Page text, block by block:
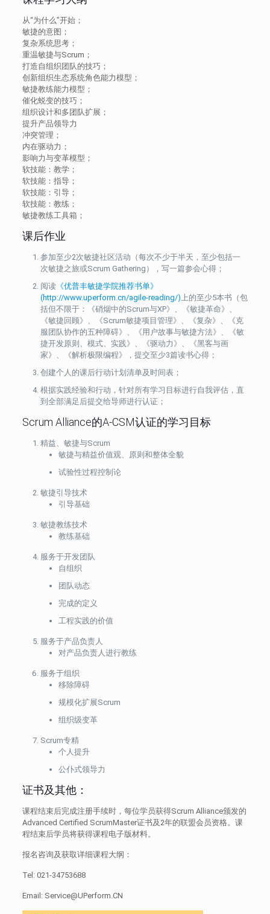
从“为什么”开始；
敏捷的意图；
复杂系统思考；
重温敏捷与Scrum；
打造自组织团队的技巧；
创新组织生态系统角色能力模型；
敏捷教练能力模型；
催化蜕变的技巧；
组织设计和多团队扩展；
提升产品领导力
冲突管理；
内在驱动力；
影响力与变革模型；
软技能：教学；
软技能：指导；
软技能：引导；
软技能：教练；
敏捷教练工具箱；
课后作业
参加至少2次敏捷社区活动（每次不少于半天，至少包括一
次敏捷之旅或Scrum Gathering），写一篇参会心得；
阅读《优普丰敏捷学院推荐书单》
(http://www.uperform.cn/agile-reading/)上的至少5本书（包
括但不限于：《硝烟中的Scrum与XP》、《敏捷革命》、
《敏捷回顾》、《Scrum敏捷项目管理》、《复杂》、《克
服团队协作的五种障碍》、《用户故事与敏捷方法》、《敏
捷开发原则、模式、实践》、《驱动力》、《黑客与画
家》、《解析极限编程》，提交至少3篇读书心得；
创建个人的课后行动计划清单及时间表；
根据实践经验和行动，针对所有学习目标进行自我评估，直
到全部满足后提交给导师进行认证；
Scrum Alliance的A-CSM认证的学习目标
精益、敏捷与Scrum
敏捷与精益价值观、原则和整体全貌
试验性过程控制论
敏捷引导技术
引导基础
敏捷教练技术
教练基础
服务于开发团队
自组织
团队动态
完成的定义
工程实践的价值
服务于产品负责人
对产品负责人进行教练
服务于组织
移除障碍
规模化扩展Scrum
组织级变革
Scrum专精
个人提升
公仆式领导力
证书及其他：
课程结束后完成注册手续时，每位学员获得Scrum Alliance颁发的
Advanced Certified ScrumMaster证书及2年的联盟会员资格。课
程结束后学员将获得课程电子版材料。
报名咨询及获取详细课程大纲：
Tel: 021-34753688
Email: Service@UPerform.CN